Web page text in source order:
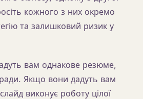
кожного з них окремо
та залишковий ризик у
вам однакове резюме,
Якщо вони дадуть вам
виконує роботу цілої